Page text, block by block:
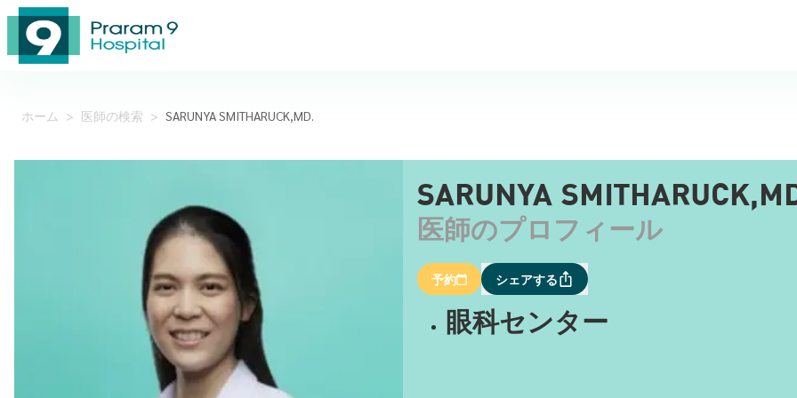
ホーム > 医師の検索 > SARUNYA SMITHARUCK,MD.
SARUNYA
医師のプロフィール
予約 シェアする
眼科センター